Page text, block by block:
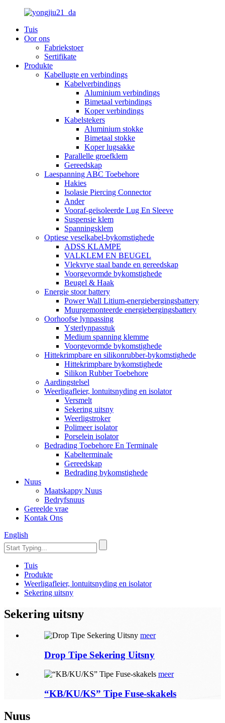
Tuis
Oor ons
Fabriekstoer
Sertifikate
Produkte
Kabellugte en verbindings
Kabelverbindings
Aluminium verbindings
Bimetaal verbindings
Koper verbindings
Kabelstekers
Aluminium stokke
Bimetaal stokke
Koper lugsakke
Parallelle groefklem
Gereedskap
Laespanning ABC Toebehore
Hakies
Isolasie Piercing Connector
Ander
Vooraf-geïsoleerde Lug En Sleeve
Suspensie klem
Spanningsklem
Optiese veselkabel-bykomstighede
ADSS KLAMPE
VALKLEM EN BEUGEL
Vlekvrye staal bande en gereedskap
Voorgevormde bykomstighede
Beugel & Haak
Energie stoor battery
Power Wall Litium-energiebergingsbattery
Muurgemonteerde energiebergingsbattery
Oorhoofse lynpassing
Ysterlynpasstuk
Medium spanning klemme
Voorgevormde bykomstighede
Hittekrimpbare en silikonrubber-bykomstighede
Hittekrimpbare bykomstighede
Silikon Rubber Toebehore
Aardingstelsel
Weerligafleier, lontuitsnyding en isolator
Versmelt
Sekering uitsny
Weerligstroker
Polimeer isolator
Porselein isolator
Bedrading Toebehore En Terminale
Kabelterminale
Gereedskap
Bedrading bykomstighede
Nuus
Maatskappy Nuus
Bedryfsnuus
Gereelde vrae
Kontak Ons
English
Tuis
Produkte
Weerligafleier, lontuitsnyding en isolator
Sekering uitsny
Sekering uitsny
meer
Drop Tipe Sekering Uitsny
meer
“KB/KU/KS” Tipe Fuse-skakels
Nuus